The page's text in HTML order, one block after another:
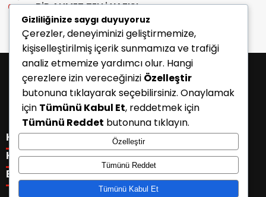
BİR AHMET TELLİ YAZISI
07:30
KATEGORİLER
Menü seçimi yapın. WP-ADMIN → Görünüm → Menüler
sayfasından menü eşleştirmesi yapınız.
KISAYOLLAR
Menü seçimi yapın. WP-ADMIN → Görünüm → Menüler
sayfasından menü eşleştirmesi yapınız.
E-BÜLTEN
Gizliliğinize saygı duyuyoruz
Çerezler, deneyiminizi geliştirmemize,
kişiselleştirilmiş içerik sunmamıza ve trafiği
analiz etmemize yardımcı olur. Hangi
çerezlere izin vereceğinizi Özelleştir
butonuna tıklayarak seçebilirsiniz. Onaylamak
için Tümünü Kabul Et, reddetmek için
Tümünü Reddet butonuna tıklayın.
Özelleştir
Tümünü Reddet
Tümünü Kabul Et